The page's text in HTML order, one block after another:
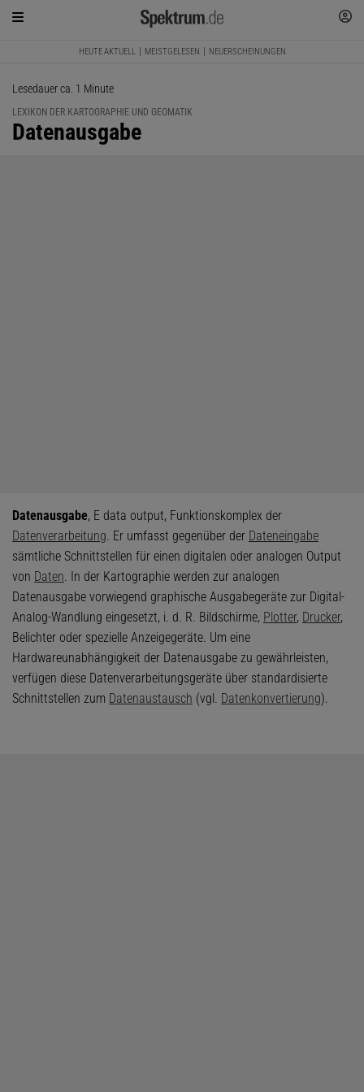
HEUTE AKTUELL MEISTGELESEN NEUERSCHEINUNGEN
Lesedauer ca. 1 Minute
LEXIKON DER KARTOGRAPHIE UND GEOMATIK
:
Datenausgabe
Datenausgabe, E data output, Funktionskomplex der
Datenverarbeitung. Er umfasst gegenüber der Dateneingabe
sämtliche Schnittstellen für einen digitalen oder analogen Output
von Daten. In der Kartographie werden zur analogen
Datenausgabe vorwiegend graphische Ausgabegeräte zur Digital-
Analog-Wandlung eingesetzt, i. d. R. Bildschirme, Plotter, Drucker,
Belichter oder spezielle Anzeigegeräte. Um eine
Hardwareunabhängigkeit der Datenausgabe zu gewährleisten,
verfügen diese Datenverarbeitungsgeräte über standardisierte
Schnittstellen zum Datenaustausch (vgl. Datenkonvertierung).